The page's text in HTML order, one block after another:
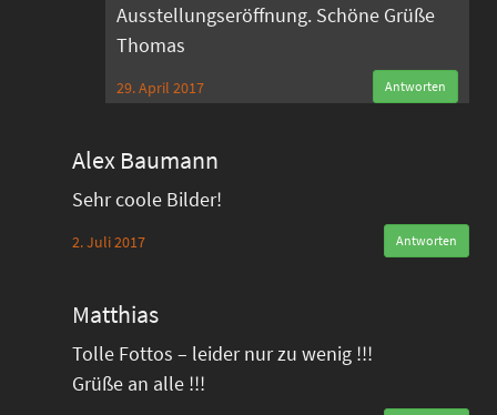
Ausstellungseröffnung. Schöne Grüße
Thomas
29. April 2017 Antworten
Alex Baumann
Sehr coole Bilder!
2. Juli 2017 Antworten
Matthias
Tolle Fottos – leider nur zu wenig !!!
Grüße an alle !!!